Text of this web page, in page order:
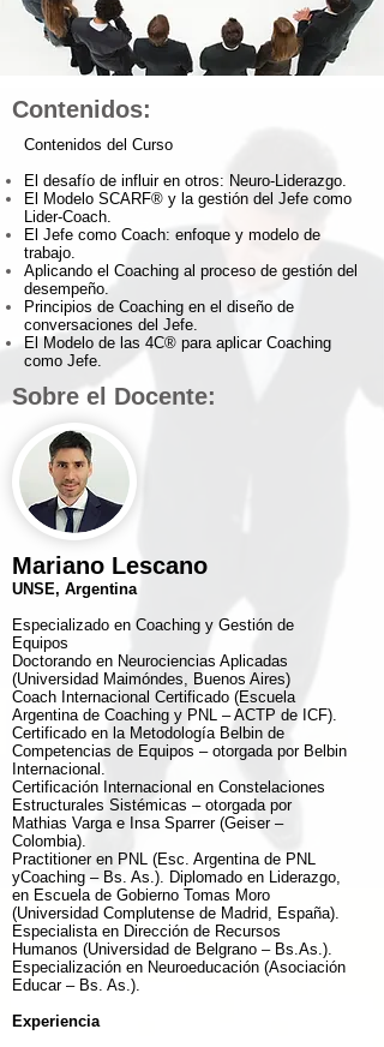
Contenidos:
Contenidos del Curso
El desafío de influir en otros: Neuro-Liderazgo.
El Modelo SCARF® y la gestión del Jefe como
Lider-Coach.
El Jefe como Coach: enfoque y modelo de
trabajo.
Aplicando el Coaching al proceso de gestión del
desempeño.
Principios de Coaching en el diseño de
conversaciones del Jefe.
El Modelo de las 4C® para aplicar Coaching
como Jefe.
Sobre el Docente:
Mariano Lescano
UNSE, Argentina
Especializado en Coaching y Gestión de
Equipos
Doctorando en Neurociencias Aplicadas
(Universidad Maimóndes, Buenos Aires)
Coach Internacional Certificado (Escuela
Argentina de Coaching y PNL – ACTP de ICF).
Certificado en la Metodología Belbin de
Competencias de Equipos – otorgada por Belbin
Internacional.
Certificación Internacional en Constelaciones
Estructurales Sistémicas – otorgada por
Mathias Varga e Insa Sparrer (Geiser –
Colombia).
Practitioner en PNL (Esc. Argentina de PNL
yCoaching – Bs. As.). Diplomado en Liderazgo,
en Escuela de Gobierno Tomas Moro
(Universidad Complutense de Madrid, España).
Especialista en Dirección de Recursos
Humanos (Universidad de Belgrano – Bs.As.).
Especialización en Neuroeducación (Asociación
Educar – Bs. As.).
Experiencia